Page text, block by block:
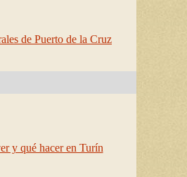
de Puerto de la Cruz
y qué hacer en Turín